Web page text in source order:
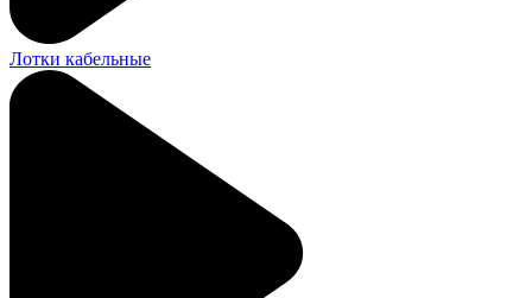
Лотки кабельные